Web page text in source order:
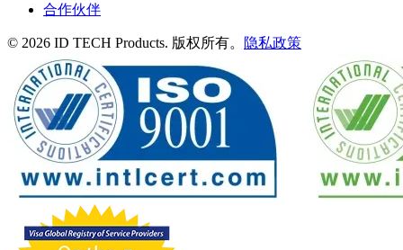
合作伙伴
© 2026 ID TECH Products. 版权所有。 隐私政策